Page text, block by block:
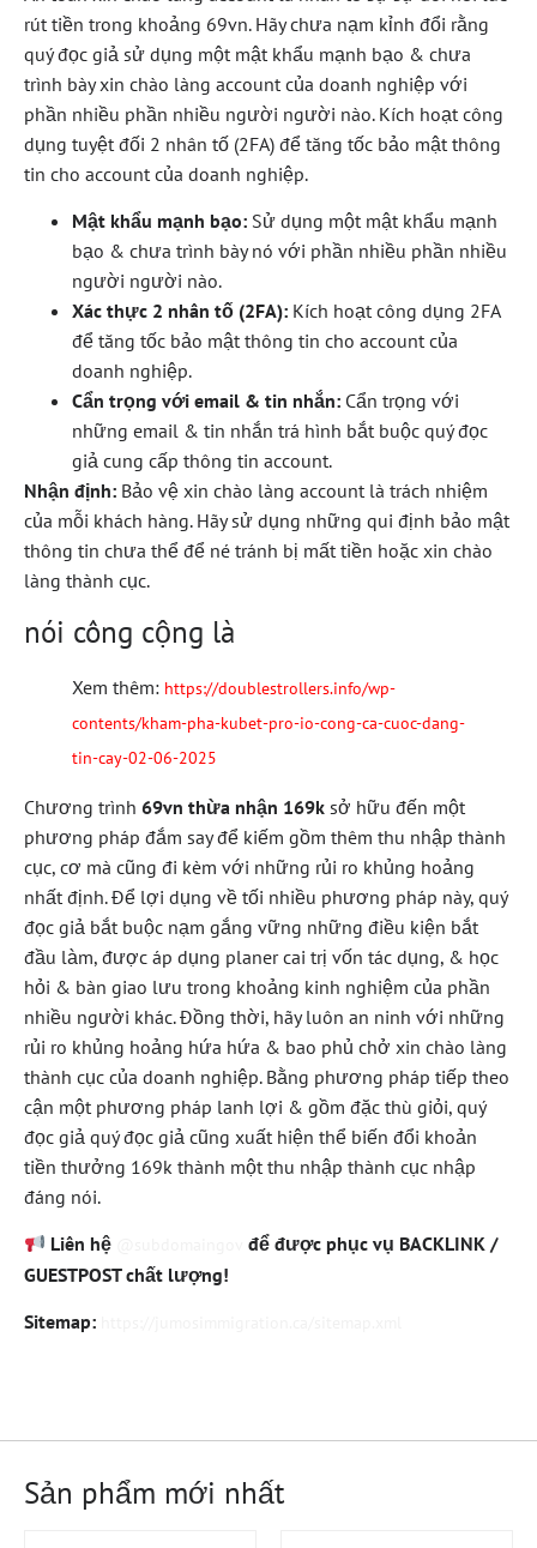
rút tiền trong khoảng 69vn. Hãy chưa nạm kỉnh đổi rằng
quý đọc giả sử dụng một mật khẩu mạnh bạo & chưa
trình bày xin chào làng account của doanh nghiệp với
phần nhiều phần nhiều người người nào. Kích hoạt công
dụng tuyệt đối 2 nhân tố (2FA) để tăng tốc bảo mật thông
tin cho account của doanh nghiệp.
Mật khẩu mạnh bạo: Sử dụng một mật khẩu mạnh
bạo & chưa trình bày nó với phần nhiều phần nhiều
người người nào.
Xác thực 2 nhân tố (2FA): Kích hoạt công dụng 2FA
để tăng tốc bảo mật thông tin cho account của
doanh nghiệp.
Cẩn trọng với email & tin nhắn: Cẩn trọng với
những email & tin nhắn trá hình bắt buộc quý đọc
giả cung cấp thông tin account.
Nhận định: Bảo vệ xin chào làng account là trách nhiệm
của mỗi khách hàng. Hãy sử dụng những qui định bảo mật
thông tin chưa thể để né tránh bị mất tiền hoặc xin chào
làng thành cục.
nói công cộng là
Xem thêm: https://doublestrollers.info/wp-
contents/kham-pha-kubet-pro-io-cong-ca-cuoc-dang-
tin-cay-02-06-2025
Chương trình 69vn thừa nhận 169k sở hữu đến một
phương pháp đắm say để kiếm gồm thêm thu nhập thành
cục, cơ mà cũng đi kèm với những rủi ro khủng hoảng
nhất định. Để lợi dụng về tối nhiều phương pháp này, quý
đọc giả bắt buộc nạm gắng vững những điều kiện bắt
đầu làm, được áp dụng planer cai trị vốn tác dụng, & học
hỏi & bàn giao lưu trong khoảng kinh nghiệm của phần
nhiều người khác. Đồng thời, hãy luôn an ninh với những
rủi ro khủng hoảng hứa hứa & bao phủ chở xin chào làng
thành cục của doanh nghiệp. Bằng phương pháp tiếp theo
cận một phương pháp lanh lợi & gồm đặc thù giỏi, quý
đọc giả quý đọc giả cũng xuất hiện thể biến đổi khoản
tiền thưởng 169k thành một thu nhập thành cục nhập
đáng nói.
Liên hệ
để được phục vụ BACKLINK /
GUESTPOST chất lượng!
Sitemap:
Sản phẩm mới nhất